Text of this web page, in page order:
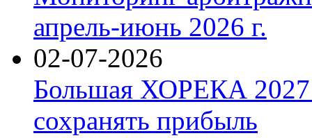
апрель-июнь 2026 г.
02-07-2026
Большая ХОРЕКА 2027:
сохранять прибыль